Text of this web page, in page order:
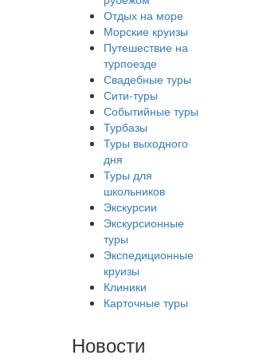
Отдых на море
Морские круизы
Путешествие на
турпоезде
Свадебные туры
Сити-туры
Событийные туры
Турбазы
Туры выходного
дня
Туры для
школьников
Экскурсии
Экскурсионные
туры
Экспедиционные
круизы
Клиники
Карточные туры
Новости